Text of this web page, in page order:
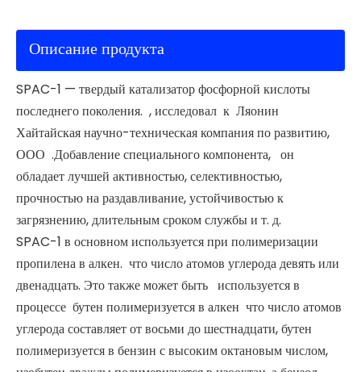
Описание продукта
SPAC-1 — твердый катализатор фосфорной кислоты
последнего поколения. , исследовал к Ляонин
Хайтайская научно-техническая компания по развитию,
ООО .Добавление специального компонента, он
обладает лучшей активностью, селективностью,
прочностью на раздавливание, устойчивостью к
загрязнению, длительным сроком службы и т. д.
SPAC-1 в основном используется при полимеризации
пропилена в алкен. что число атомов углерода девять или
двенадцать. Это также может быть используется в
процессе бутен полимеризуется в алкен что число атомов
углерода составляет от восьми до шестнадцати, бутен
полимеризуется в бензин с высоким октановым числом,